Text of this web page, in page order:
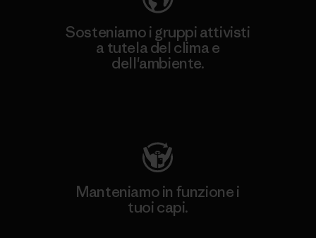
Sosteniamo i gruppi attivisti
a tutela del clima e
dell'ambiente.
Manteniamo in funzione i
tuoi capi.